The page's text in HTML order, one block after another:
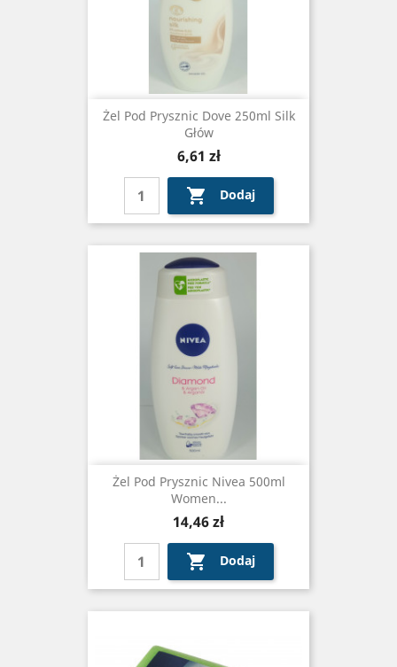
Żel Pod Prysznic Dove 250ml Silk
Głów
Cena
6,61 zł
 Dodaj
Żel Pod Prysznic Nivea 500ml
Women...
Cena
14,46 zł
 Dodaj